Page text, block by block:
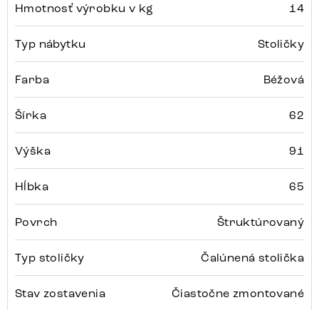
Hmotnosť výrobku v kg 14
Typ nábytku Stoličky
Farba Béžová
Šírka 62
Výška 91
Hĺbka 65
Povrch Štruktúrovaný
Typ stoličky Čalúnená stolička
Stav zostavenia Čiastočne zmontované